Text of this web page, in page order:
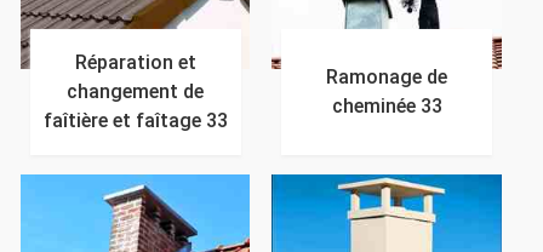
Réparation et
changement de
faîtière et faîtage 33
Ramonage de
cheminée 33